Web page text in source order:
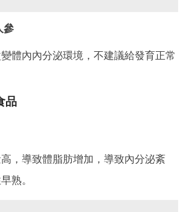
參
體內內分泌環境，不建議給發育正常
品
，導致體脂肪增加，導致內分泌紊
熟。